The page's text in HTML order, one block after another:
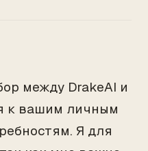
между DrakeAI и
к вашим личным
Я для